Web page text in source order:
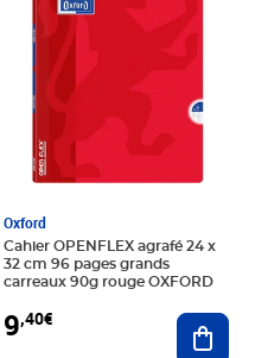
au panier
Oxford
Cahier OPENFLEX agrafé 24 x
32 cm 96 pages grands
carreaux 90g rouge OXFORD
9,40€